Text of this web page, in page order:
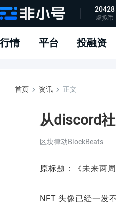
APP下载
指标说明
问题反馈
20428
虚拟币
行情 平台 投融资
首页 资讯 正文
从discord
区块律动BlockBeats
原标题：《未来两
NFT 头像已经一发